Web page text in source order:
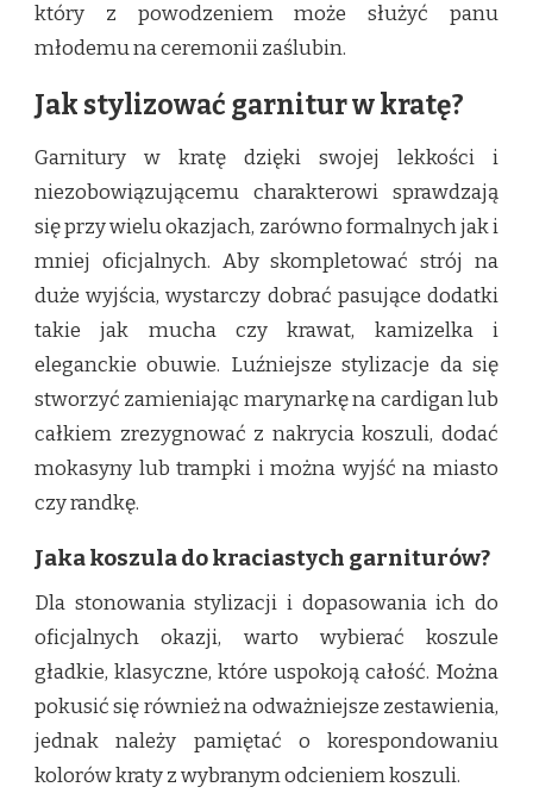
który z powodzeniem może służyć panu
młodemu na ceremonii zaślubin.
Jak stylizować garnitur w kratę?
Garnitury w kratę dzięki swojej lekkości i
niezobowiązującemu charakterowi sprawdzają
się przy wielu okazjach, zarówno formalnych jak i
mniej oficjalnych. Aby skompletować strój na
duże wyjścia, wystarczy dobrać pasujące dodatki
takie jak mucha czy krawat, kamizelka i
eleganckie obuwie. Luźniejsze stylizacje da się
stworzyć zamieniając marynarkę na cardigan lub
całkiem zrezygnować z nakrycia koszuli, dodać
mokasyny lub trampki i można wyjść na miasto
czy randkę.
Jaka koszula do kraciastych garniturów?
Dla stonowania stylizacji i dopasowania ich do
oficjalnych okazji, warto wybierać koszule
gładkie, klasyczne, które uspokoją całość. Można
pokusić się również na odważniejsze zestawienia,
jednak należy pamiętać o korespondowaniu
kolorów kraty z wybranym odcieniem koszuli.